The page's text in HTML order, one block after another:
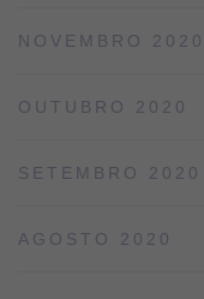
NOVEMBRO 2020
OUTUBRO 2020
SETEMBRO 2020
AGOSTO 2020